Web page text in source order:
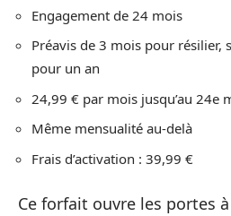
Engagement de 24 mois
Préavis de 3 mois pour résilier,
pour un an
24,99 € par mois jusqu’au 24e
Même mensualité au-delà
Frais d’activation : 39,99 €
Ce forfait ouvre les portes